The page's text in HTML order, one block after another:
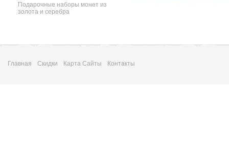
Подарочные наборы монет из
золота и серебра
Главная Скидки Карта Сайты Контакты